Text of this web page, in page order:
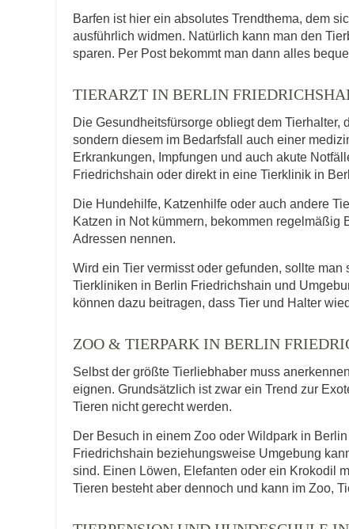
Barfen ist hier ein absolutes Trendthema, dem
ausführlich widmen. Natürlich kann man den
sparen. Per Post bekommt man dann alles
TIERARZT IN BERLIN
Die Gesundheitsfürsorge obliegt dem
sondern diesem im Bedarfsfall auch einer
Erkrankungen, Impfungen und auch akute
Friedrichshain oder direkt in eine Tierklinik in
Die Hundehilfe, Katzenhilfe oder auch andere
Katzen in Not kümmern, bekommen regelmäßig
Adressen nennen.
Wird ein Tier vermisst oder gefunden, sollte
Tierkliniken in Berlin Friedrichshain und
können dazu beitragen, dass Tier und Halter
ZOO & TIERPARK IN BERLIN
Selbst der größte Tierliebhaber muss
eignen. Grundsätzlich ist zwar ein Trend zur
Tieren nicht gerecht werden.
Der Besuch in einem Zoo oder Wildpark in
Friedrichshain beziehungsweise Umgebung
sind. Einen Löwen, Elefanten oder ein Krokodil
Tieren besteht aber dennoch und kann im Zoo,